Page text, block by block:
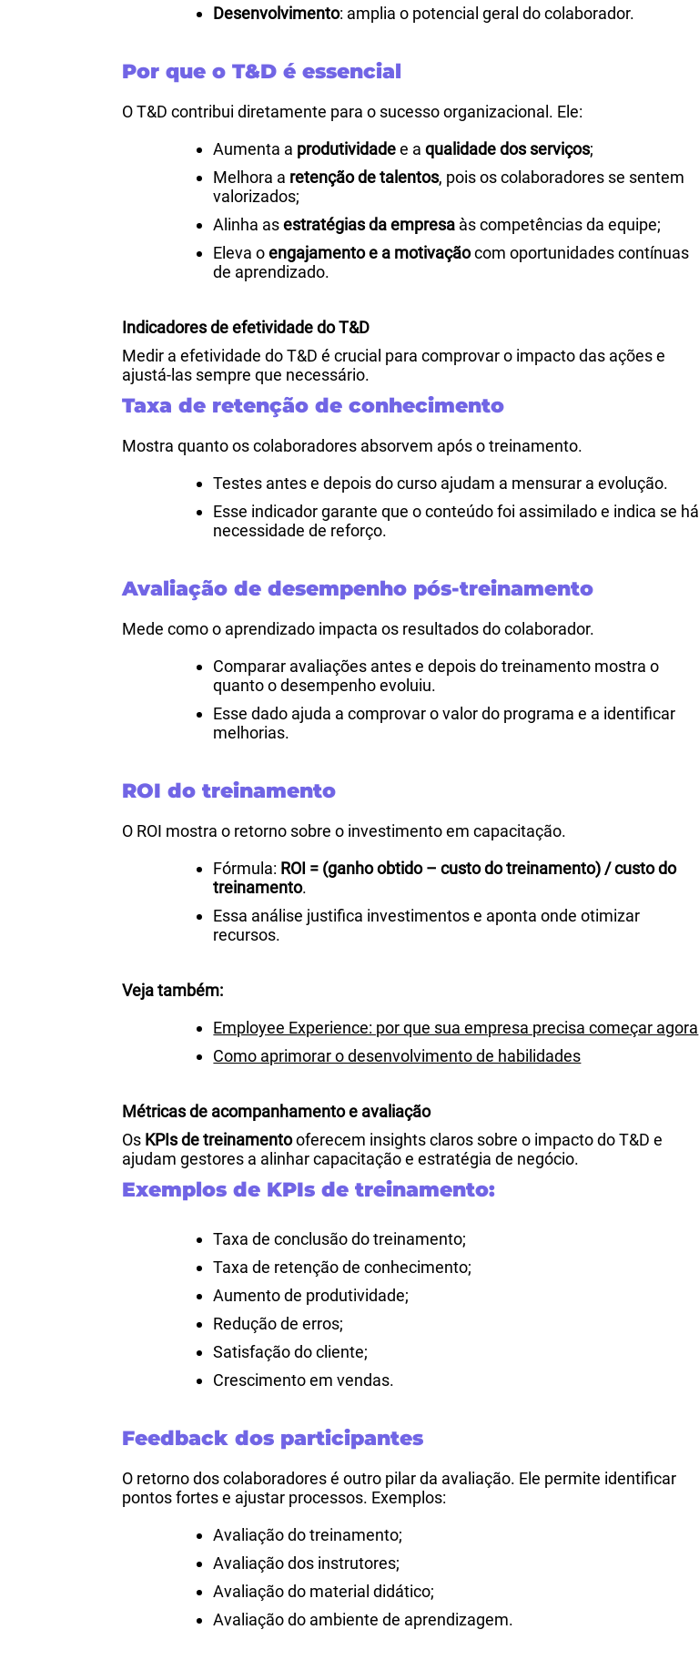
Desenvolvimento: amplia o potencial geral do colaborador.
Por que o T&D é essencial
O T&D contribui diretamente para o sucesso organizacional. Ele:
Aumenta a produtividadee aqualidade dos serviços;
Melhora a retenção de talentos, pois os colaboradores se sentem
valorizados;
Alinha asestratégias da empresa às competências da equipe;
Eleva oengajamento e a motivaçãocom oportunidades contínuas
de aprendizado.
Indicadores de efetividade do T&D
Medir a efetividade do T&D é crucial para comprovar o impacto das ações e
ajustá-las sempre que necessário.
Taxa de retenção de conhecimento
Mostra quanto os colaboradores absorvem após o treinamento.
Testes antes e depois do curso ajudam a mensurar a evolução.
Esse indicador garante que o conteúdo foi assimilado e indica se há
necessidade de reforço.
Avaliação de desempenho pós-treinamento
Mede como o aprendizado impacta os resultados do colaborador.
Comparar avaliações antes e depois do treinamento mostra o
quanto o desempenho evoluiu.
Esse dado ajuda a comprovar o valor do programa e a identificar
melhorias.
ROI do treinamento
O ROI mostra o retorno sobre o investimento em capacitação.
Fórmula: ROI = (ganho obtido – custo do treinamento) / custo do
treinamento.
Essa análise justifica investimentos e aponta onde otimizar
recursos.
Veja também:
Employee Experience: por que sua empresa precisa começar agora
Como aprimorar o desenvolvimento de habilidades
Métricas de acompanhamento e avaliação
Os KPIs de treinamentooferecem insights claros sobre o impacto do T&D e
ajudam gestores a alinhar capacitação e estratégia de negócio.
Exemplos de KPIs de treinamento:
Taxa de conclusão do treinamento;
Taxa de retenção de conhecimento;
Aumento de produtividade;
Redução de erros;
Satisfação do cliente;
Crescimento em vendas.
Feedback dos participantes
O retorno dos colaboradores é outro pilar da avaliação. Ele permite identificar
pontos fortes e ajustar processos. Exemplos:
Avaliação do treinamento;
Avaliação dos instrutores;
Avaliação do material didático;
Avaliação do ambiente de aprendizagem.